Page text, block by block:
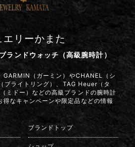
エリーかまた
ランドウォッチ（高級腕時計）
GARMIN（ガーミン）やCHANEL（シ
ブライトリング）、TAG Heuer（タ
ミドー）などの高級ブランドの腕時計
得なキャンペーンや限定品などの情報
ブランドトップ